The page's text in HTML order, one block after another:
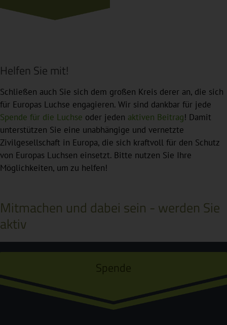
Helfen Sie mit!
Schließen auch Sie sich dem großen Kreis derer an, die sich
für Europas Luchse engagieren. Wir sind dankbar für jede
Spende für die Luchse oder jeden aktiven Beitrag! Damit
unterstützen Sie eine unabhängige und vernetzte
Zivilgesellschaft in Europa, die sich kraftvoll für den Schutz
von Europas Luchsen einsetzt. Bitte nutzen Sie Ihre
Möglichkeiten, um zu helfen!
Mitmachen und dabei sein - werden Sie
aktiv
Spende